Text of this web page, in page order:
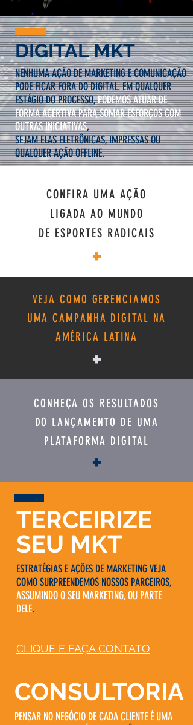
DIGITAL MKT
NENHUMA AÇÃO DE MARKETING E COMUNICAÇÃO
PODE FICAR FORA DO DIGITAL. EM QUALQUER
ESTÁGIO DO PROCESSO,PODEMOS ATUAR DE
FORMA ACERTIVA PARA SOMAR ESFORÇOS COM
OUTRAS INICIATIVAS,
SEJAM ELAS ELETRÔNICAS, IMPRESSAS OU
QUALQUER AÇÃO OFFLINE.
CONFIRA UMA AÇÃO
LIGADA AO MUNDO
DE ESPORTES RADICAIS
+
VEJA COMO GERENCIAMOS
UMA CAMPANHA DIGITAL NA
AMÉRICA LATINA
+
CONHEÇA OS RESULTADOS
DO LANÇAMENTO DE UMA
PLATAFORMA DIGITAL
+
TERCEIRIZE
SEU MKT
ESTRATÉGIAS E AÇÕES DE MARKETING VEJA
COMO SURPREENDEMOS NOSSOS PARCEIROS,
ASSUMINDO O SEU MARKETING, OU PARTE
DELE.
CLIQUE E FAÇA CONTATO
CONSULTORIA
PENSAR NO NEGÓCIO DE CADA CLIENTE É UMA